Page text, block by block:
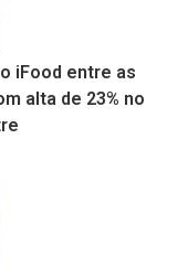
iFood entre as
alta de 23% no